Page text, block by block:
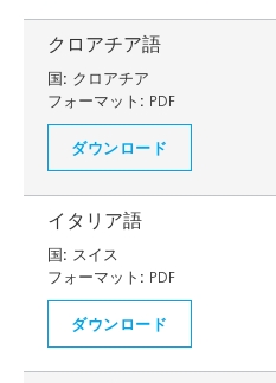
クロアチア語
国: クロアチア
フォーマット: PDF
ダウンロード
イタリア語
国: スイス
フォーマット: PDF
ダウンロード